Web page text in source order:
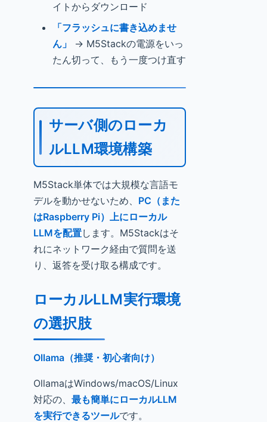
イトからダウンロード
「フラッシュに書き込めませ
ん」
→ M5Stackの電源をいっ
たん切って、もう一度つけ直す
サーバ側のローカ
ルLLM環境構築
M5Stack単体では大規模な言語モ
デルを動かせないため、 PC（また
はRaspberry Pi）上にローカル
LLMを配置します。M5Stackはそ
れにネットワーク経由で質問を送
り、返答を受け取る構成です。
ローカルLLM実行環境
の選択肢
Ollama（推奨・初心者向け）
OllamaはWindows/macOS/Linux
対応の、 最も簡単にローカルLLM
を実行できるツールです。